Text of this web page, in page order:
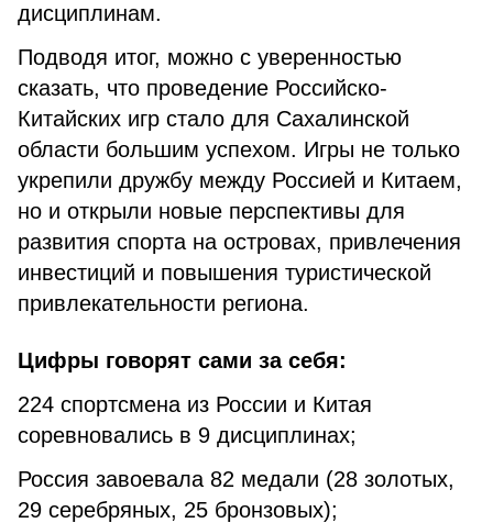
дисциплинам.
Подводя итог, можно с уверенностью
сказать, что проведение Российско-
Китайских игр стало для Сахалинской
области большим успехом. Игры не только
укрепили дружбу между Россией и Китаем,
но и открыли новые перспективы для
развития спорта на островах, привлечения
инвестиций и повышения туристической
привлекательности региона.
Цифры говорят сами за себя:
224 спортсмена из России и Китая
соревновались в 9 дисциплинах;
Россия завоевала 82 медали (28 золотых,
29 серебряных, 25 бронзовых);